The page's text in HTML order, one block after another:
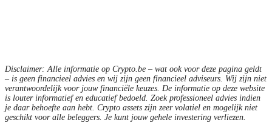
Disclaimer: Alle informatie op Crypto.be – wat ook voor deze pagina geldt
– is geen financieel advies en wij zijn geen financieel adviseurs. Wij zijn niet
verantwoordelijk voor jouw financiële keuzes. De informatie op deze website
is louter informatief en educatief bedoeld. Zoek professioneel advies indien
je daar behoefte aan hebt. Crypto assets zijn zeer volatiel en mogelijk niet
geschikt voor alle beleggers. Je kunt jouw gehele investering verliezen.